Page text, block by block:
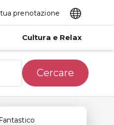
prenotazione
Cultura e Relax
Cercare